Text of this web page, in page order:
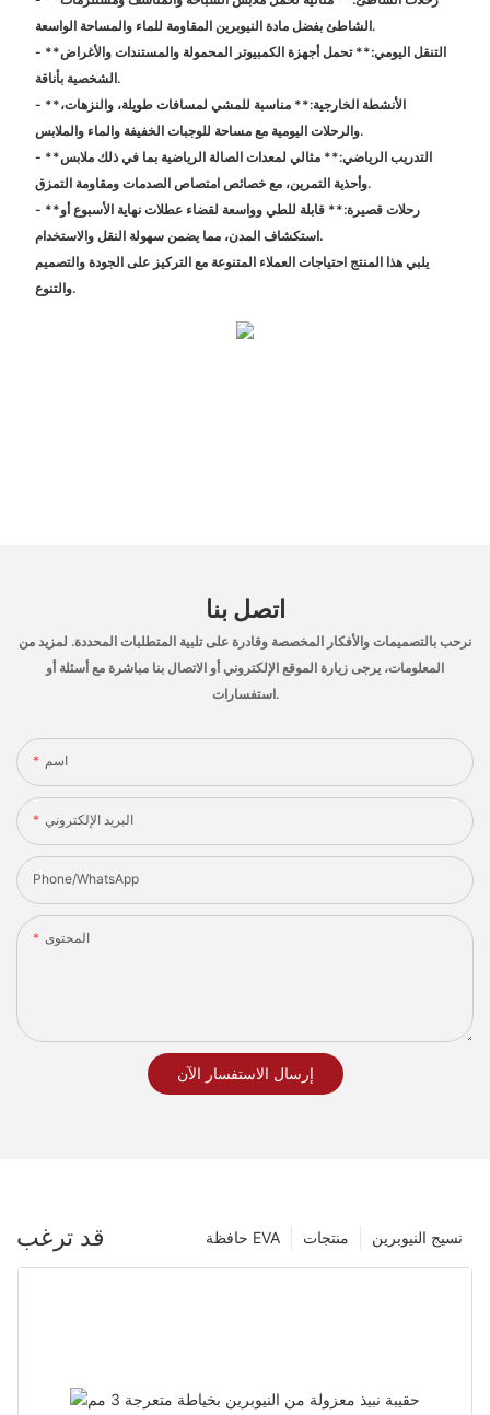
الشاطئ بفضل مادة النيوبرين المقاومة للماء والمساحة الواسعة.
- **التنقل اليومي:** تحمل أجهزة الكمبيوتر المحمولة والمستندات والأغراض
الشخصية بأناقة.
- **الأنشطة الخارجية:** مناسبة للمشي لمسافات طويلة، والنزهات،
والرحلات اليومية مع مساحة للوجبات الخفيفة والماء والملابس.
- **التدريب الرياضي:** مثالي لمعدات الصالة الرياضية بما في ذلك ملابس
وأحذية التمرين، مع خصائص امتصاص الصدمات ومقاومة التمزق.
- **رحلات قصيرة:** قابلة للطي وواسعة لقضاء عطلات نهاية الأسبوع أو
استكشاف المدن، مما يضمن سهولة النقل والاستخدام.
يلبي هذا المنتج احتياجات العملاء المتنوعة مع التركيز على الجودة والتصميم
والتنوع.
اتصل بنا
نرحب بالتصميمات والأفكار المخصصة وقادرة على تلبية المتطلبات المحددة. لمزيد من
المعلومات، يرجى زيارة الموقع الإلكتروني أو الاتصال بنا مباشرة مع أسئلة أو
استفسارات.
اسم
البريد الإلكتروني
Phone/whatsApp
المحتوى
إرسال الاستفسار الآن
قد ترغب نسيج النيوبرين منتجات حافظة EVA